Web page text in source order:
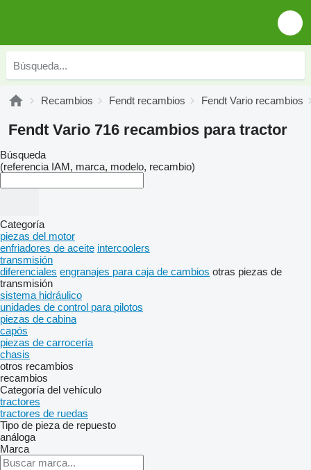
Recambios Fendt recambios Fendt Vario recambios
Fendt Vario 716 recambios para tractor
Búsqueda
(referencia IAM, marca, modelo, recambio)
Categoría
piezas del motor
enfriadores de aceite intercoolers
transmisión
diferenciales engranajes para caja de cambios otras piezas de
transmisión
sistema hidráulico
unidades de control para pilotos
piezas de cabina
capós
piezas de carrocería
chasis
otros recambios
recambios
Categoría del vehículo
tractores
tractores de ruedas
Tipo de pieza de repuesto
análoga
Marca